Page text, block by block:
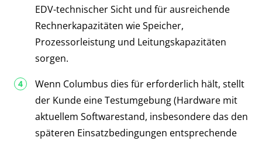
EDV-technischer Sicht und für ausreichende
Rechnerkapazitäten wie Speicher,
Prozessorleistung und Leitungskapazitäten
sorgen.
Wenn Columbus dies für erforderlich hält, stellt
der Kunde eine Testumgebung (Hardware mit
aktuellem Softwarestand, insbesondere das den
späteren Einsatzbedingungen entsprechende